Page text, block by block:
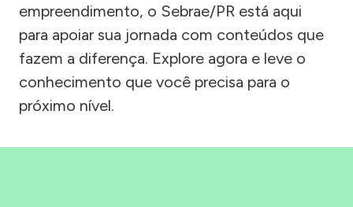
empreendimento, o Sebrae/PR está aqui
para apoiar sua jornada com conteúdos que
fazem a diferença. Explore agora e leve o
conhecimento que você precisa para o
próximo nível.